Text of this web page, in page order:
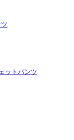
ットパンツ